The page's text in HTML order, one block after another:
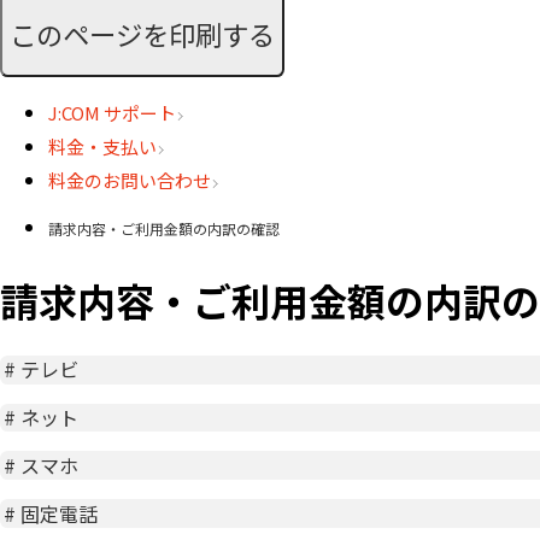
このページを印刷する
J:COM サポート
料金・支払い
料金のお問い合わせ
請求内容・ご利用金額の内訳の確認
請求内容・ご利用金額の内訳
# テレビ
# ネット
# スマホ
# 固定電話